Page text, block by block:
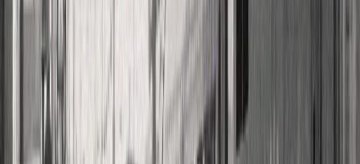
Εκδόσεις
Καστανιώτης
Ξεκίνα εδώ
Διάρκεια
13ω 25λ